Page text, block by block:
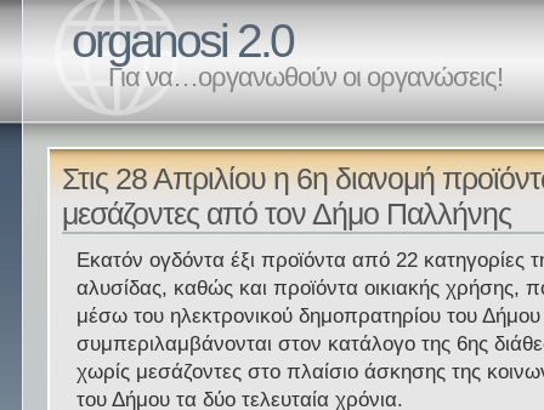
organosi 2.0
Για να…οργανωθούν οι οργανώσεις!
Στις 28 Απριλίου η 6η διανομή
μεσάζοντες από τον Δήμο Παλλήνης
Εκατόν ογδόντα έξι προϊόντα από 22 κατηγορίες
αλυσίδας, καθώς και προϊόντα οικιακής χρήσης,
μέσω του ηλεκτρονικού δημοπρατηρίου του
συμπεριλαμβάνονται στον κατάλογο της 6ης
χωρίς μεσάζοντες στο πλαίσιο άσκησης της
του Δήμου τα δύο τελευταία χρόνια.